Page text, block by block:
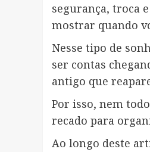
segurança, troca
mostrar quando
Nesse tipo de
ser contas
antigo que
Por isso, nem
recado para
Ao longo deste